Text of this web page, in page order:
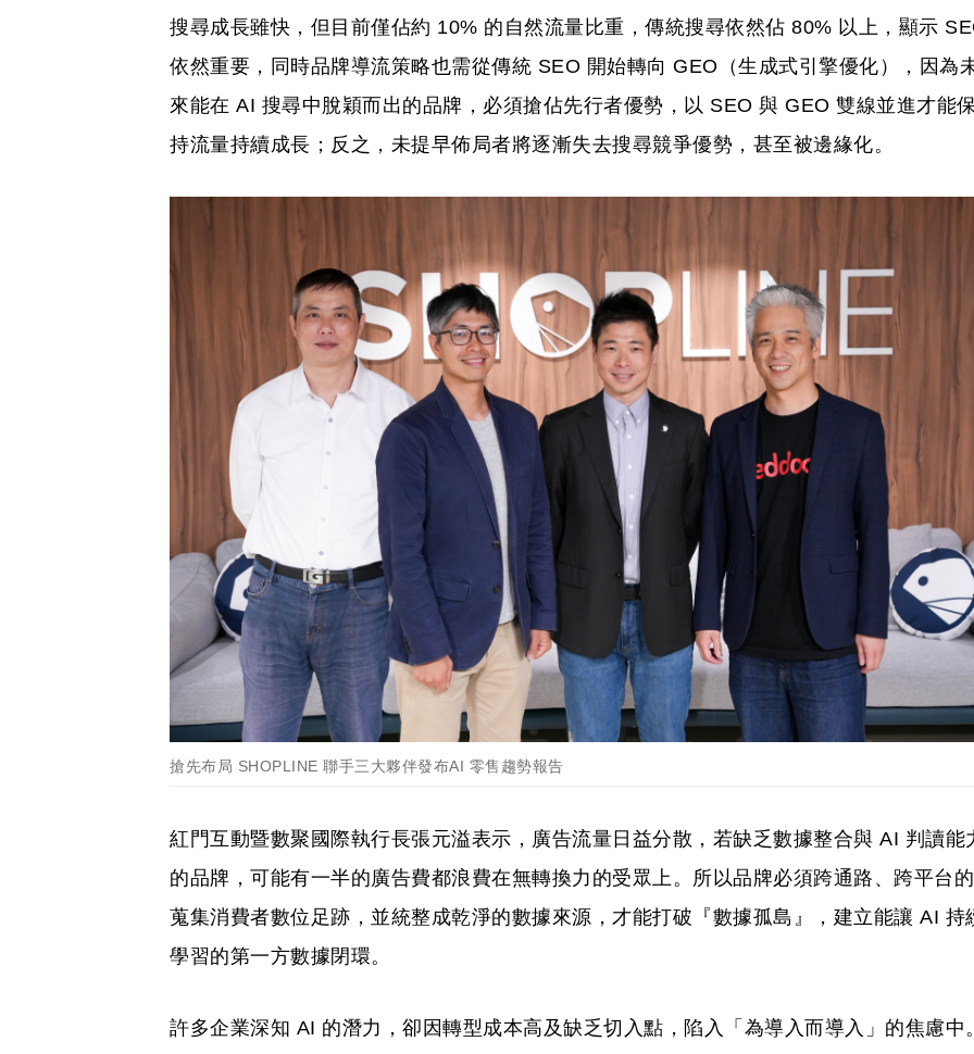
搜尋成長雖快，但目前僅佔約 10% 的自然流量比重，傳統搜尋依然佔 80% 以上，顯示
依然重要，同時品牌導流策略也需從傳統 SEO 開始轉向 GEO（生成式引擎優化），因為
來能在 AI 搜尋中脫穎而出的品牌，必須搶佔先行者優勢，以 SEO 與 GEO 雙線並進才能
持流量持續成長；反之，未提早佈局者將逐漸失去搜尋競爭優勢，甚至被邊緣化。
搶先布局 SHOPLINE 聯手三大夥伴發布AI 零售趨勢報告
紅門互動暨數聚國際執行長張元溢表示，廣告流量日益分散，若缺乏數據整合與 AI 判讀能
的品牌，可能有一半的廣告費都浪費在無轉換力的受眾上。所以品牌必須跨通路、跨平台的
蒐集消費者數位足跡，並統整成乾淨的數據來源，才能打破『數據孤島』，建立能讓 AI 持
學習的第一方數據閉環。
許多企業深知 AI 的潛力，卻因轉型成本高及缺乏切入點，陷入「為導入而導入」的焦慮中